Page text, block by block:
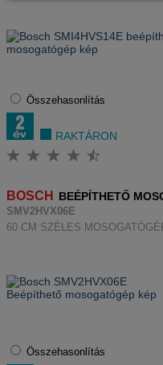
Összehasonlítás
RAKTÁRON
BOSCH BEÉPÍTHETŐ
SMV2HVX06E
60 CM SZÉLES
Összehasonlítás